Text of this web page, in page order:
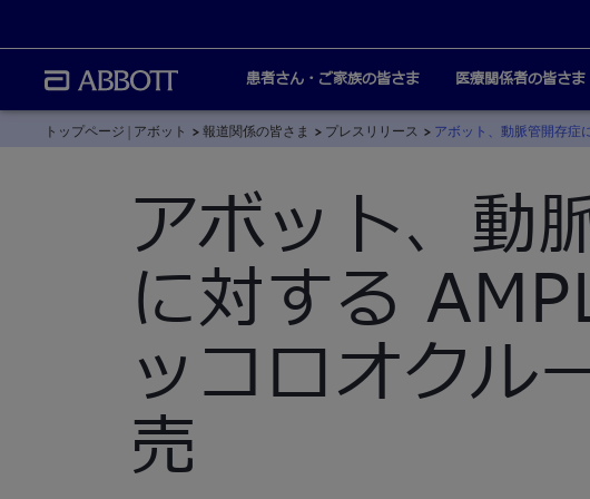
患者さん・ご家族の皆さま 医療関係者の皆さま
トップページ | アボット 報道関係の皆さま プレスリリース アボット、動脈管開存症
アボット、動
に対する
ッコロオクル
売